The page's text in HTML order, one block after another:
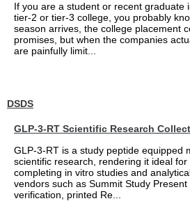
If you are a student or recent graduate
tier-2 or tier-3 college, you probably
season arrives, the college placement
promises, but when the companies
are painfully limit...
DSDS
GLP-3-RT Scientific Research
GLP-3-RT is a study peptide equipped
scientific research, rendering it ideal
completing in vitro studies and
vendors such as Summit Study
verification, printed Re...